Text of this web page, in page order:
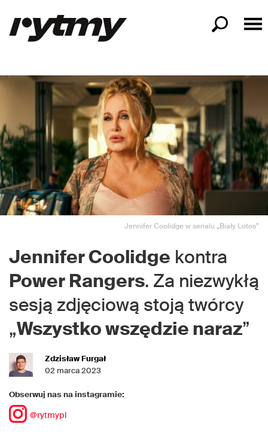
Jennifer Coolidge w serialu „Biały Lotos”
Jennifer Coolidge kontra
Power Rangers. Za niezwykłą
sesją zdjęciową stoją twórcy
„Wszystko wszędzie naraz”
Zdzisław Furgał
02 marca 2023
Obserwuj nas na instagramie:
@rytmypl